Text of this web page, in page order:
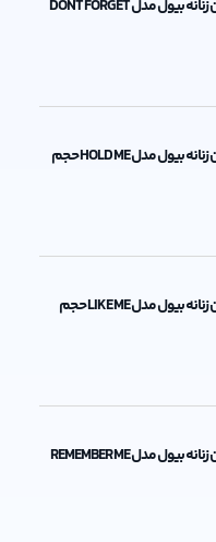
اسپری خوشبو کننده بدن زنانه بیول مدل DONT FORGET
اسپری خوشبو کننده بدن زنانه بیول مدل HOLD ME حجم
اسپری خوشبو کننده بدن زنانه بیول مدل LIKE ME حجم
اسپری خوشبو کننده بدن زنانه بیول مدل REMEMBER ME